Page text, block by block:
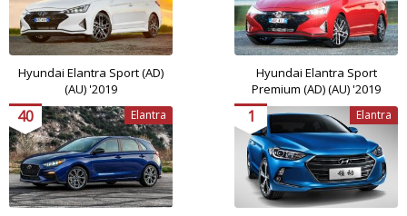
Hyundai Elantra Sport (AD)
(AU) '2019
Hyundai Elantra Sport
Premium (AD) (AU) '2019
40 Elantra 1 Elantra